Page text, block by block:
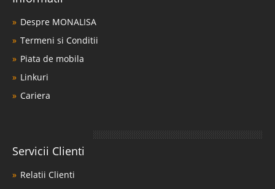
Despre MONALISA
Termeni si Conditii
Piata de mobila
Linkuri
Cariera
Servicii Clienti
Relatii Clienti